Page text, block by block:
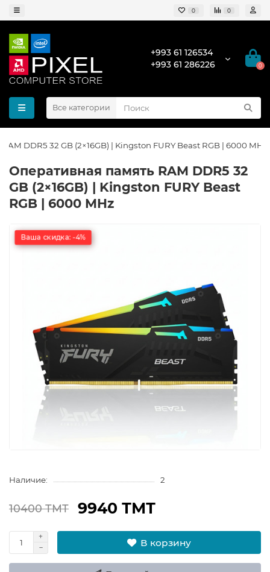
0 0
+993 61 126534
+993 61 286226
0
Все категории
DDR5 32 GB (2×16GB) | Kingston FURY Beast RGB | 6000 MHz
Оперативная память RAM DDR5 32
GB (2×16GB) | Kingston FURY Beast
RGB | 6000 MHz
Ваша скидка: -4%
Наличие: 2
10400 ТМТ 9940 ТМТ
В корзину